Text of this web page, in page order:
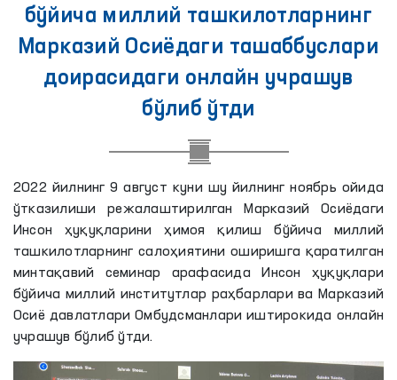
бўйича миллий ташкилотларнинг
Марказий Осиёдаги ташаббуслари
доирасидаги онлайн учрашув
бўлиб ўтди
2022 йилнинг 9 август куни шу йилнинг ноябрь ойида
ўтказилиши режалаштирилган Марказий Осиёдаги
Инсон ҳуқуқларини ҳимоя қилиш бўйича миллий
ташкилотларнинг салоҳиятини оширишга қаратилган
минтақавий семинар арафасида Инсон ҳуқуқлари
бўйича миллий институтлар раҳбарлари ва Марказий
Осиё давлатлари Омбудсманлари иштирокида онлайн
учрашув бўлиб ўтди.